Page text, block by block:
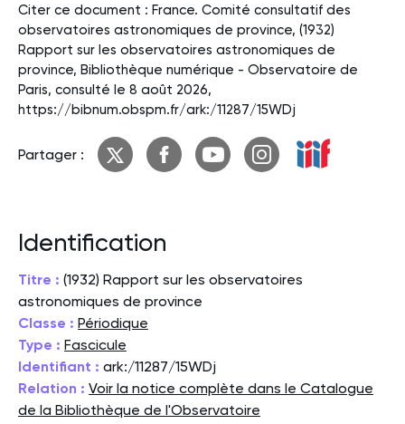
Citer ce document : France. Comité consultatif des
observatoires astronomiques de province, (1932)
Rapport sur les observatoires astronomiques de
province, Bibliothèque numérique - Observatoire de
Paris, consulté le 8 août 2026,
https://bibnum.obspm.fr/ark:/11287/15WDj
Partager :
Identification
Titre : (1932) Rapport sur les observatoires
astronomiques de province
Classe : Périodique
Type : Fascicule
Identifiant : ark:/11287/15WDj
Relation : Voir la notice complète dans le Catalogue
de la Bibliothèque de l'Observatoire